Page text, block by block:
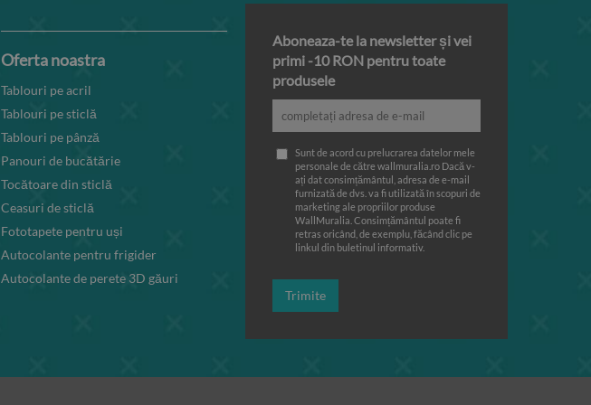
Oferta noastra
Tablouri pe acril
Tablouri pe sticlă
Tablouri pe pânză
Panouri de bucătărie
Tocătoare din sticlă
Ceasuri de sticlă
Fototapete pentru uși
Autocolante pentru frigider
Autocolante de perete 3D găuri
Aboneaza-te la newsletter și vei
primi -10 RON pentru toate
produsele
Sunt de acord cu prelucrarea datelor mele
personale de către wallmuralia.ro Dacă v-
ați dat consimțământul, adresa de e-mail
furnizată de dvs. va fi utilizată în scopuri de
marketing ale propriilor produse
WallMuralia. Consimțământul poate fi
retras oricând, de exemplu, făcând clic pe
linkul din buletinul informativ.
Trimite